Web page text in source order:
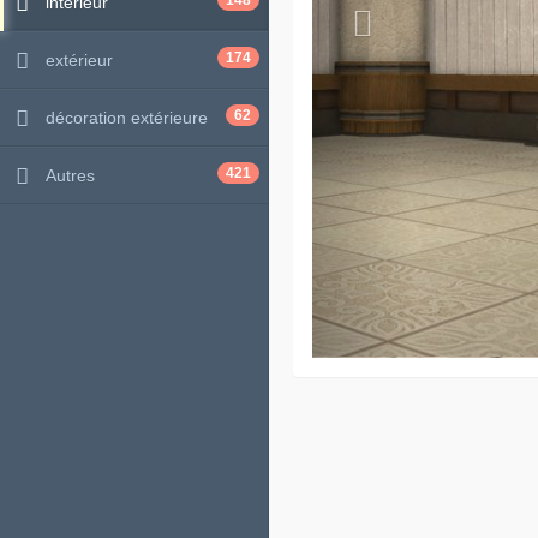
extérieur 174
décoration extérieure 62
Autres 421